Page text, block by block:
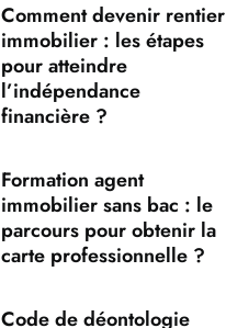
Comment devenir rentier
immobilier : les étapes
pour atteindre
l’indépendance
financière ?
Formation agent
immobilier sans bac : le
parcours pour obtenir la
carte professionnelle ?
Code de déontologie